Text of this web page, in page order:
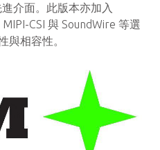
介面。此版本亦加入
CSI 與 SoundWire 等選
與相容性。